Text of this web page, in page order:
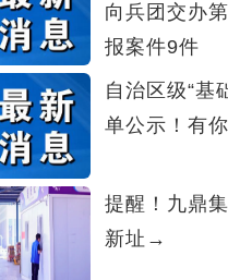
向兵团交办
报案件9件
自治区级“基
单公示！有
提醒！九鼎
新址→
侨乡故事 | 哈班拜的